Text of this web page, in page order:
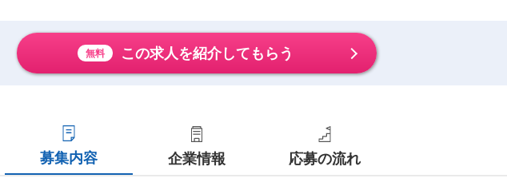
無料 この求人を紹介してもらう
募集内容 企業情報 応募の流れ